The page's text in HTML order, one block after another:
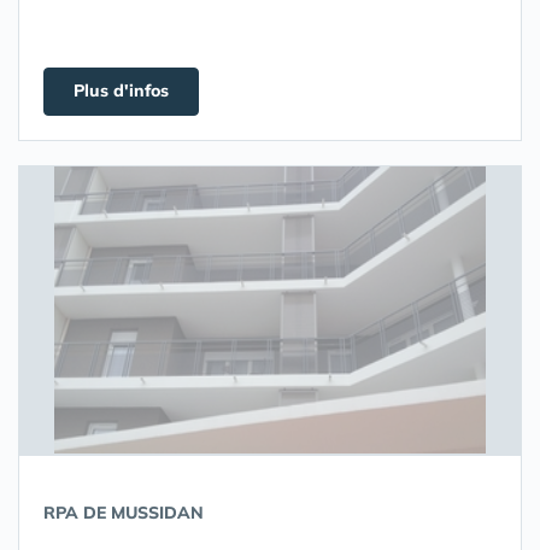
Plus d'infos
RPA DE MUSSIDAN